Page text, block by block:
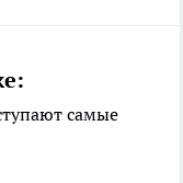
самые